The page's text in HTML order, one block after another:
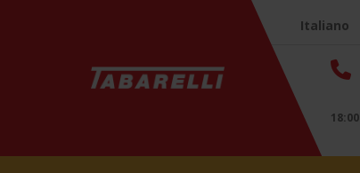
Italiano
18:00